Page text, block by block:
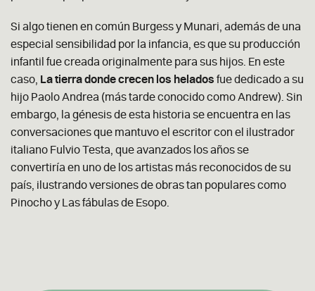
Si algo tienen en común Burgess y Munari, además de una
especial sensibilidad por la infancia, es que su producción
infantil fue creada originalmente para sus hijos. En este
caso, La tierra donde crecen los helados fue dedicado a su
hijo Paolo Andrea (más tarde conocido como Andrew). Sin
embargo, la génesis de esta historia se encuentra en las
conversaciones que mantuvo el escritor con el ilustrador
italiano Fulvio Testa, que avanzados los años se
convertiría en uno de los artistas más reconocidos de su
país, ilustrando versiones de obras tan populares como
Pinocho y Las fábulas de Esopo.